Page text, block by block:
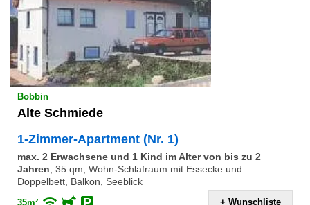
Bobbin
Alte Schmiede
1-Zimmer-Apartment (Nr. 1)
max. 2 Erwachsene und 1 Kind im Alter von bis zu 2
Jahren, 35 qm, Wohn-Schlafraum mit Essecke und
Doppelbett, Balkon, Seeblick
35m² + Wunschliste